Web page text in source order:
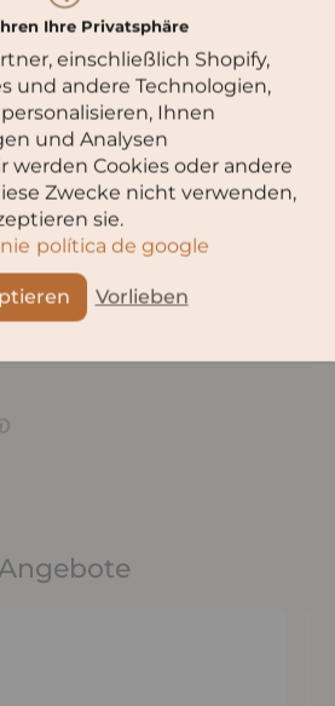
gebratenem, reichhaltig
gereiftem Käse.
Wein, der durch die Qvevri-
natürliche Qualität bewahrt,
Geschmack und
Perfekt für besondere Anlässe und
Angebote
Ihre Privatsphäre
einschließlich Shopify,
und andere Technologien,
Ihnen
und Analysen
werden Cookies oder andere
Zwecke nicht verwenden,
sie.
política de google
Vorlieben